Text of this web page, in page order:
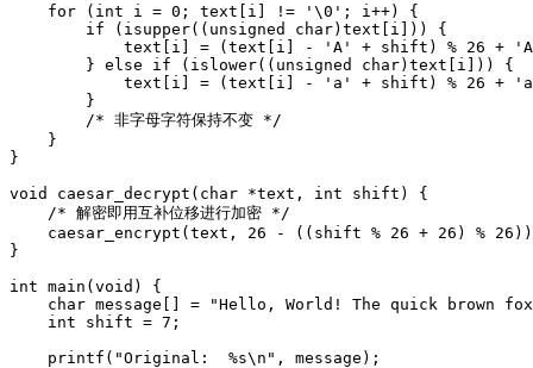
    for (int i = 0; text[i] != '\0'; i++) {
        if (isupper((unsigned char)text[i])) {
text[i] = (text[i] - 'A' + shift) % 26 +
        } else if (islower((unsigned char)text[i])) {
text[i] = (text[i] - 'a' + shift) % 26 +
        }
        /* 非字母字符保持不变 */
    }
}
void caesar_decrypt(char *text, int shift) {
    /* 解密即用互补位移进行加密 */
caesar_encrypt(text, 26 - ((shift % 26 + 26) %
}
int main(void) {
char message[] = "Hello, World! The quick brown
    int shift = 7;
    printf("Original:  %s\n", message);